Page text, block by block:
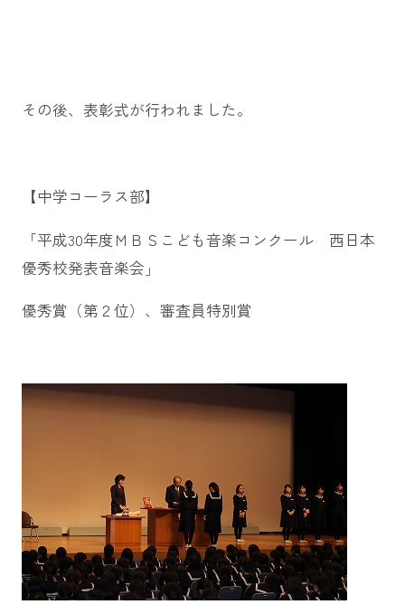
その後、表彰式が行われました。
【中学コーラス部】
「平成30年度ＭＢＳこども音楽コンクール 西日本
優秀校発表音楽会」
優秀賞（第２位）、審査員特別賞